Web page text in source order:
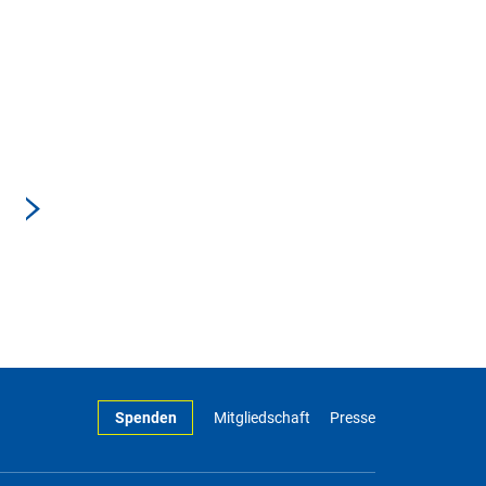
Spenden Mitgliedschaft Presse